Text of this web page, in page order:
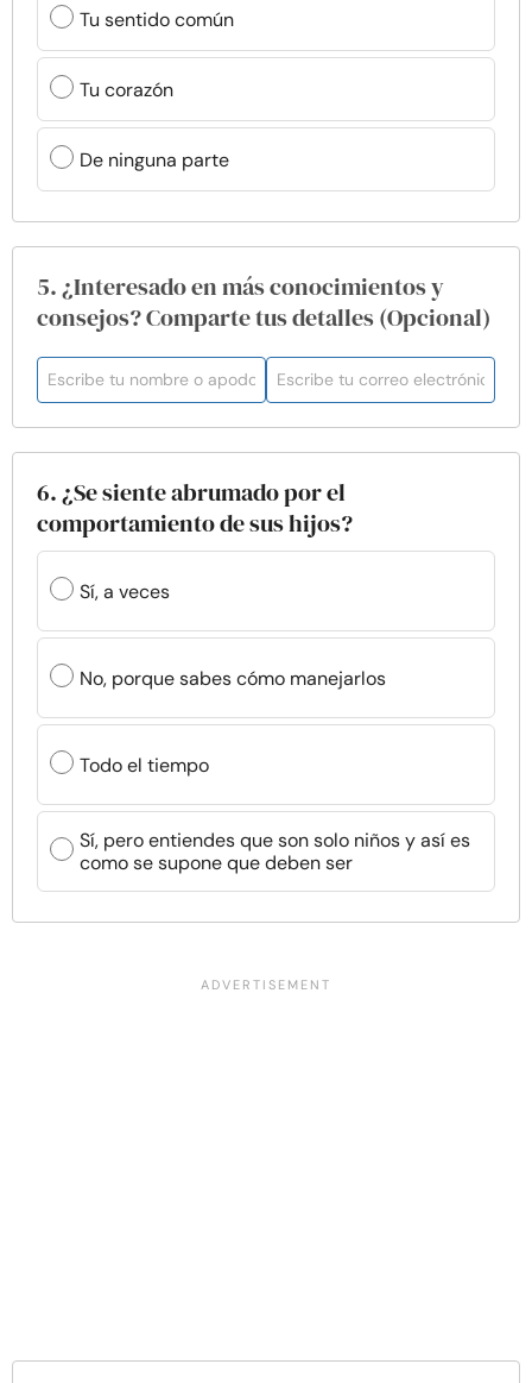
Tu sentido común
Tu corazón
De ninguna parte
5. ¿Interesado en más conocimientos y
consejos? Comparte tus detalles (Opcional)
6. ¿Se siente abrumado por el
comportamiento de sus hijos?
Sí, a veces
No, porque sabes cómo manejarlos
Todo el tiempo
Sí, pero entiendes que son solo niños y así es
como se supone que deben ser